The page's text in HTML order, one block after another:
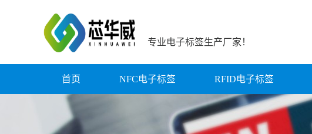
专业电子标签生产厂家！
首页 NFC电子标签 RFID电子标签